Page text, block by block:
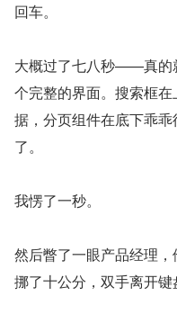
回车。
大概过了七八秒——真
个完整的界面。搜索框
据，分页组件在底下乖
了。
我愣了一秒。
然后瞥了一眼产品经理
挪了十公分，双手离开键